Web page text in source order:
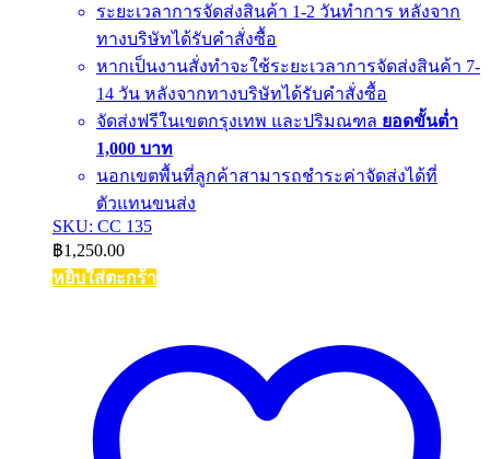
ระยะเวลาการจัดส่งสินค้า 1-2 วันทำการ หลังจาก
ทางบริษัทได้รับคำสั่งซื้อ
หากเป็นงานสั่งทำจะใช้ระยะเวลาการจัดส่งสินค้า 7-
14 วัน หลังจากทางบริษัทได้รับคำสั่งซื้อ
จัดส่งฟรีในเขตกรุงเทพ และปริมณฑล ยอดขั้นต่ำ
1,000 บาท
นอกเขตพื้นที่ลูกค้าสามารถชำระค่าจัดส่งได้ที่
ตัวแทนขนส่ง
SKU: CC 135
฿1,250.00
หยิบใส่ตะกร้า